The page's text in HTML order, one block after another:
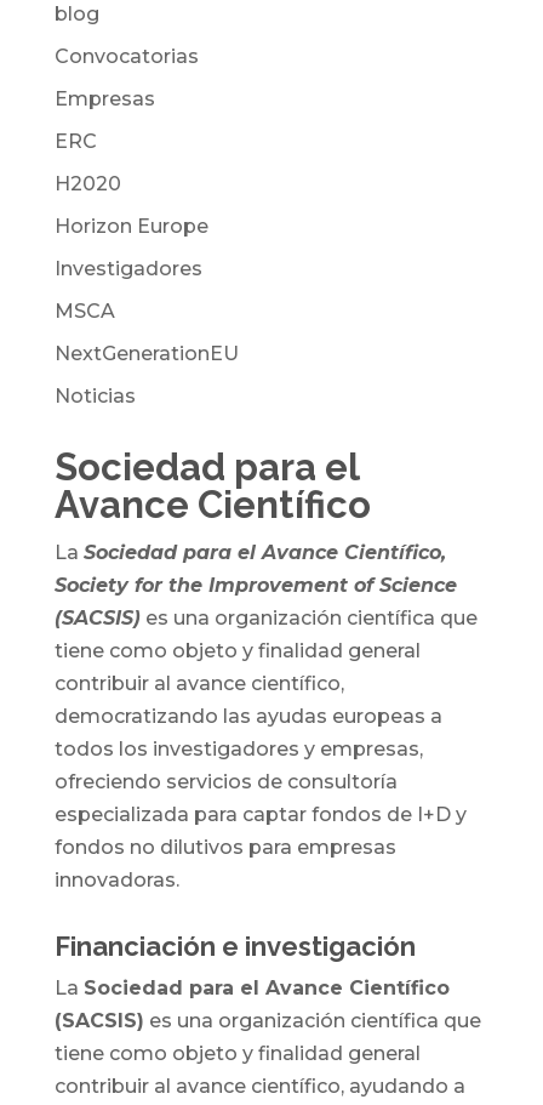
blog
Convocatorias
Empresas
ERC
H2020
Horizon Europe
Investigadores
MSCA
NextGenerationEU
Noticias
Sociedad para el
Avance Científico
La Sociedad para el Avance Científico,
Society for the Improvement of Science
(SACSIS)es una organización científica que
tiene como objeto y finalidad general
contribuir al avance científico,
democratizando las ayudas europeas a
todos los investigadores y empresas,
ofreciendo servicios de consultoría
especializada para captar fondos de I+D y
fondos no dilutivos para empresas
innovadoras.
Financiación e investigación
La Sociedad para el Avance Científico
(SACSIS) es una organización científica que
tiene como objeto y finalidad general
contribuir al avance científico, ayudando a